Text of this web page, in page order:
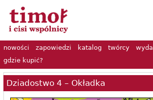
nowości zapowiedzi katalog twórcy
gdzie kupić?
Dziadostwo 4 – Okładka